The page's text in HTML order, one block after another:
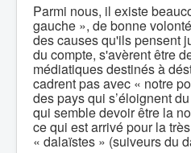
Parmi nous, il existe
gauche », de bonne
des causes qu'ils pensent
du compte, s'avèrent être
médiatiques destinés à
cadrent pas avec « notre
des pays qui s’éloignent
qui semble devoir être la
ce qui est arrivé pour la
« dalaïstes » (suiveurs du